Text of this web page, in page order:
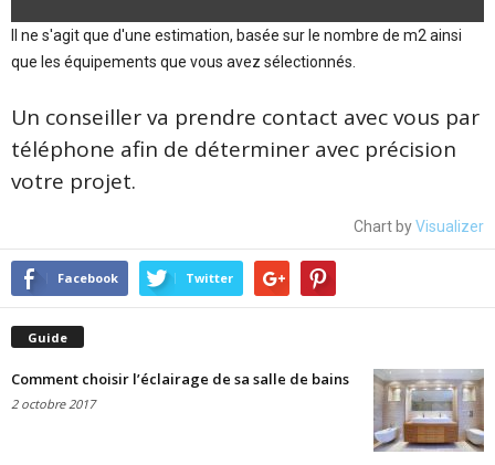
Il ne s'agit que d'une estimation, basée sur le nombre de m2 ainsi
que les équipements que vous avez sélectionnés.
Un conseiller va prendre contact avec vous par
téléphone afin de déterminer avec précision
votre projet.
Chart byVisualizer
Facebook Twitter
Guide
Comment choisir l’éclairage de sa salle de bains
2 octobre 2017